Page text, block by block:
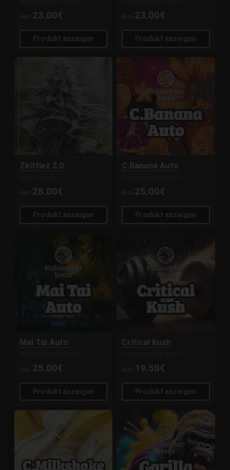
Aus 23.00€
Produkt anzeigen
Aus 23.00€
Produkt anzeigen
Zkittlez 2.0
Aus 28.00€
Produkt anzeigen
C.Banana Auto
Aus 25.00€
Produkt anzeigen
Mai Tai Auto
Aus 25.00€
Produkt anzeigen
Critical Kush
Aus
19.50€
Produkt anzeigen